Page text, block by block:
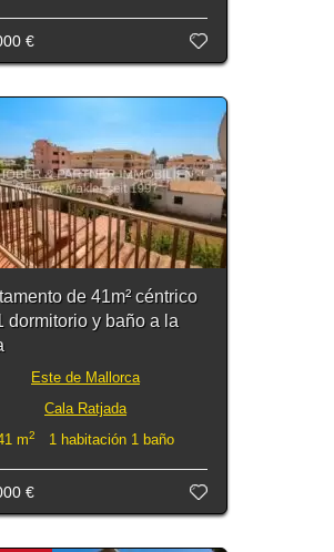
€
de 41m² céntrico
dormitorio y baño a la
Este de Mallorca
Cala Ratjada
m2 1 habitación 1 baño
€